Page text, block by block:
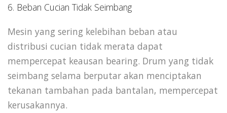
6. Beban Cucian Tidak Seimbang
Mesin yang sering kelebihan beban atau
distribusi cucian tidak merata dapat
mempercepat keausan bearing. Drum yang tidak
seimbang selama berputar akan menciptakan
tekanan tambahan pada bantalan, mempercepat
kerusakannya.